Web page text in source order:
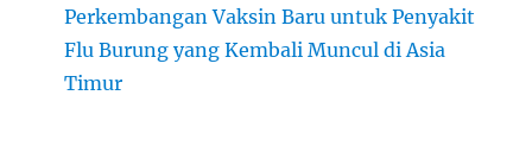
Perkembangan Vaksin Baru untuk Penyakit
Flu Burung yang Kembali Muncul di Asia
Timur